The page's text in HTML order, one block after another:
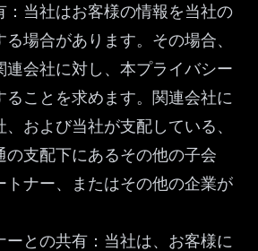
：当社はお客様の情報を当社の
場合があります。その場合、
連会社に対し、本プライバシー
ることを求めます。関連会社に
および当社が支配している、
の支配下にあるその他の子会
トナー、またはその他の企業が
ーとの共有：当社は、お客様に